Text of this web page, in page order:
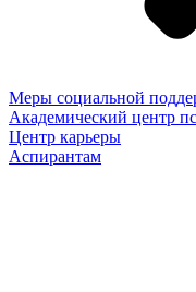
Меры социальной
Академический центр
Центр карьеры
Аспирантам